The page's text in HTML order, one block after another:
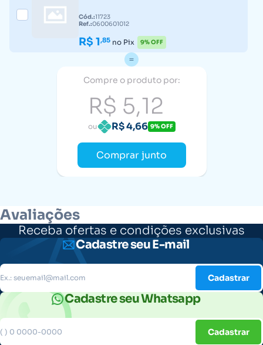
Cód.:11723
Ref.:0600601012
R$ 1,85 no Pix 9% OFF
Compre o produto por:
R$ 5,12
ou R$ 4,66 9% OFF
Comprar junto
Avaliações
Receba ofertas e condições exclusivas
Cadastre seu E-mail
Cadastrar
Cadastre seu Whatsapp
Cadastrar